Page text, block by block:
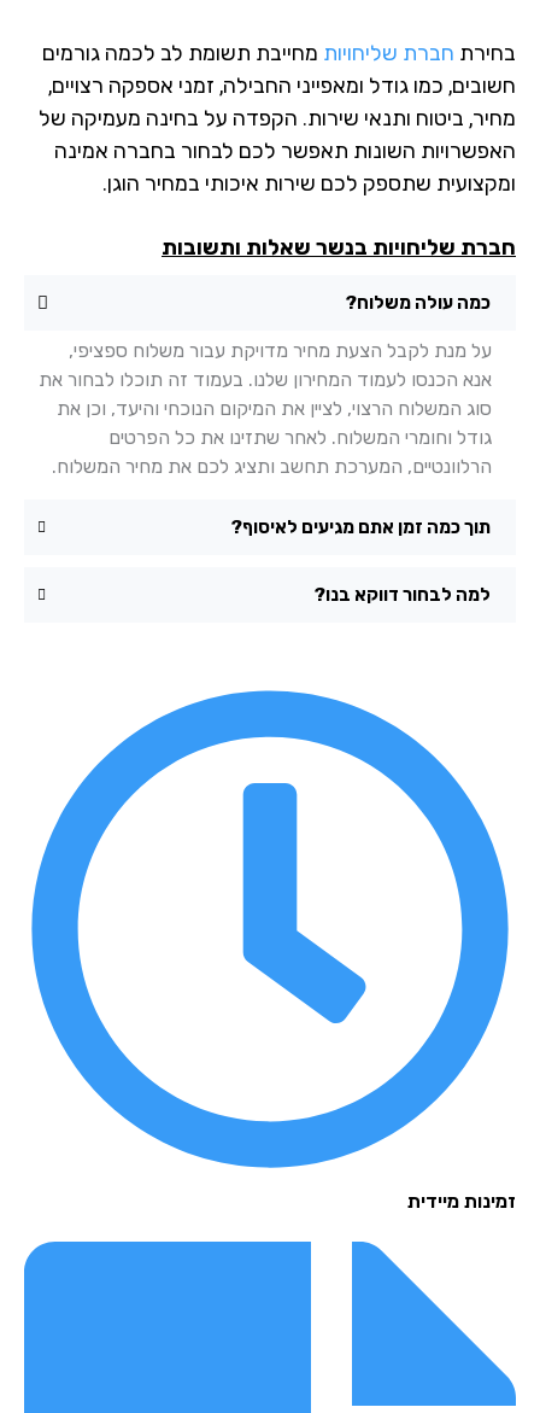
חברת שליחויותמחייבת תשומת לב לכמה גורמים
כמו גודל ומאפייני החבילה, זמני אספקה רצויים,
ביטוח ותנאי שירות. הקפדה על בחינה מעמיקה של
השונות תאפשר לכם לבחור בחברה אמינה
שתספק לכם שירות איכותי במחיר הוגן.
שליחויות בנשר שאלות ותשובות
כמה עולה משלוח?
על מנת לקבל הצעת מחיר מדויקת עבור משלוח ספציפי,
אנא הכנסו לעמוד המחירון שלנו. בעמוד זה תוכלו לבחור את
סוג המשלוח הרצוי, לציין את המיקום הנוכחי והיעד, וכן את
גודל וחומרי המשלוח. לאחר שתזינו את כל הפרטים
הרלוונטיים, המערכת תחשב ותציג לכם את מחיר המשלוח.
תוך כמה זמן אתם מגיעים לאיסוף?
למה לבחור דווקא בנו?
מיידית